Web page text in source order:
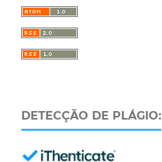
DETECÇÃO DE PLÁGIO: